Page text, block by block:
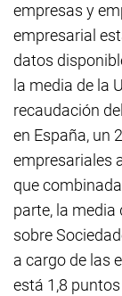
empresas y
empresarial
datos
la media de la
recaudación
en España, un
empresariales
que
parte, la media
sobre
a cargo de las
está 1,8